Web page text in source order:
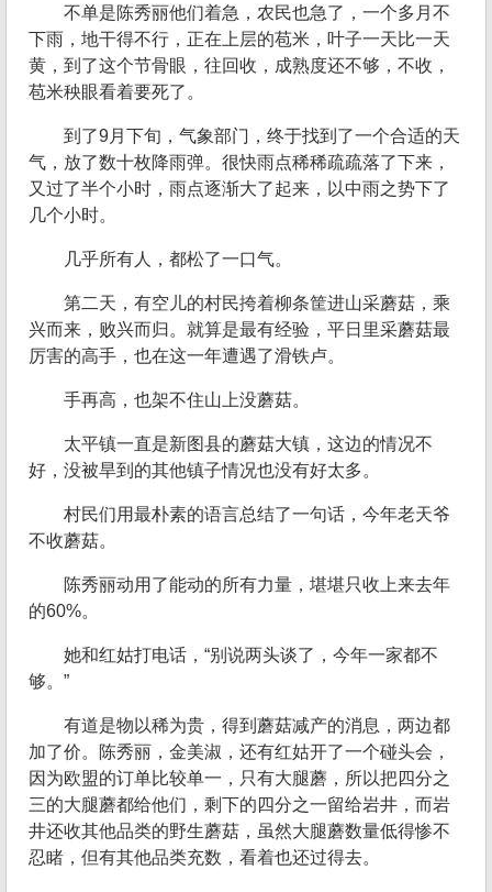
不单是陈秀丽他们着急，农民也急了，一个多月不
下雨，地干得不行，正在上层的苞米，叶子一天比一天
黄，到了这个节骨眼，往回收，成熟度还不够，不收，
苞米秧眼看着要死了。
到了9月下旬，气象部门，终于找到了一个合适的天
气，放了数十枚降雨弹。很快雨点稀稀疏疏落了下来，
又过了半个小时，雨点逐渐大了起来，以中雨之势下了
几个小时。
几乎所有人，都松了一口气。
第二天，有空儿的村民挎着柳条筐进山采蘑菇，乘
兴而来，败兴而归。就算是最有经验，平日里采蘑菇最
厉害的高手，也在这一年遭遇了滑铁卢。
手再高，也架不住山上没蘑菇。
太平镇一直是新图县的蘑菇大镇，这边的情况不
好，没被旱到的其他镇子情况也没有好太多。
村民们用最朴素的语言总结了一句话，今年老天爷
不收蘑菇。
陈秀丽动用了能动的所有力量，堪堪只收上来去年
的60%。
她和红姑打电话，“别说两头谈了，今年一家都不
够。”
有道是物以稀为贵，得到蘑菇减产的消息，两边都
加了价。陈秀丽，金美淑，还有红姑开了一个碰头会，
因为欧盟的订单比较单一，只有大腿蘑，所以把四分之
三的大腿蘑都给他们，剩下的四分之一留给岩井，而岩
井还收其他品类的野生蘑菇，虽然大腿蘑数量低得惨不
忍睹，但有其他品类充数，看着也还过得去。